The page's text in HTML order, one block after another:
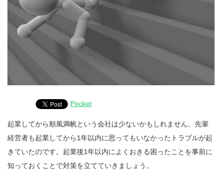
Pocket
起業してから順風満帆という会社は少ないかもしれません。先輩
経営者も起業してから1年以内に思ってもいなかったトラブルが起
きていたのです。起業後1年以内によくおきる困ったことを事前に
知っておくことで対策を立てていきましょう。